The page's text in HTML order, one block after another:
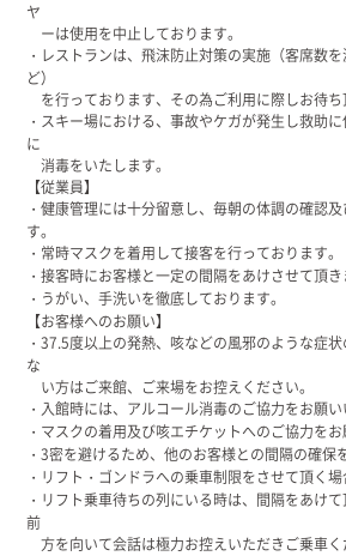
ヤ
ーは使用を中止しております。
・レストランは、飛沫防止対策の実施（客席数
ど）
を行っております、その為ご利用に際しお待ち
・スキー場における、事故やケガが発生し救助
に
消毒をいたします。
【従業員】
・健康管理には十分留意し、毎朝の体調の確認
す。
・常時マスクを着用して接客を行っております。
・接客時にお客様と一定の間隔をあけさせて頂き
・うがい、手洗いを徹底しております。
【お客様へのお願い】
・37.5度以上の発熱、咳などの風邪のような症
な
い方はご来館、ご来場をお控えください。
・入館時には、アルコール消毒のご協力をお願い
・マスクの着用及び咳エチケットへのご協力をお
・3密を避けるため、他のお客様との間隔の確保
・リフト・ゴンドラへの乗車制限をさせて頂く場
・リフト乗車待ちの列にいる時は、間隔をあけ
前
方を向いて会話は極力お控えいただきご乗車く